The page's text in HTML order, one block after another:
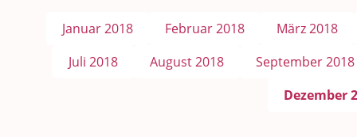
Januar 2018 Februar 2018
März 2018
Juli 2018
August 2018
September 2018
Dezember